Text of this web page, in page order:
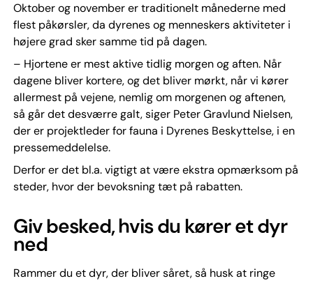
Oktober og november er traditionelt månederne med
flest påkørsler, da dyrenes og menneskers aktiviteter i
højere grad sker samme tid på dagen.
– Hjortene er mest aktive tidlig morgen og aften. Når
dagene bliver kortere, og det bliver mørkt, når vi kører
allermest på vejene, nemlig om morgenen og aftenen,
så går det desværre galt, siger Peter Gravlund Nielsen,
der er projektleder for fauna i Dyrenes Beskyttelse, i en
pressemeddelelse.
Derfor er det bl.a. vigtigt at være ekstra opmærksom på
steder, hvor der bevoksning tæt på rabatten.
Giv besked, hvis du kører et dyr
ned
Rammer du et dyr, der bliver såret, så husk at ringe